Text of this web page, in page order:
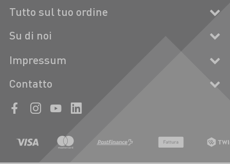
Tutto sul tuo ordine
Su di noi
Impressum
Contatto